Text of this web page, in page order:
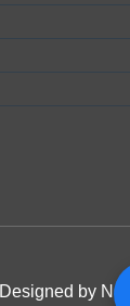
Designed by NOS